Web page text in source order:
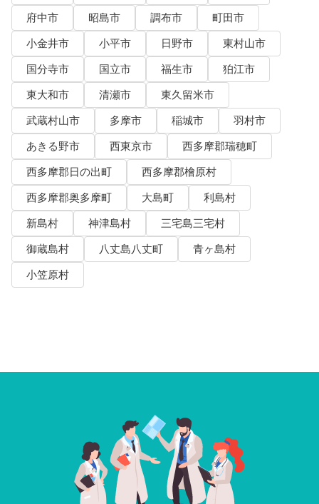
府中市
昭島市 調布市
町田市
小金井市
小平市 日野市
東村山市
国分寺市
国立市 福生市
狛江市
東大和市
清瀬市
東久留米市
武蔵村山市
多摩市 稲城市
羽村市
あきる野市
西東京市
西多摩郡瑞穂町
西多摩郡日の出町
西多摩郡檜原村
西多摩郡奥多摩町
大島町
利島村
新島村
神津島村
三宅島三宅村
御蔵島村
八丈島八丈町
青ヶ島村
小笠原村